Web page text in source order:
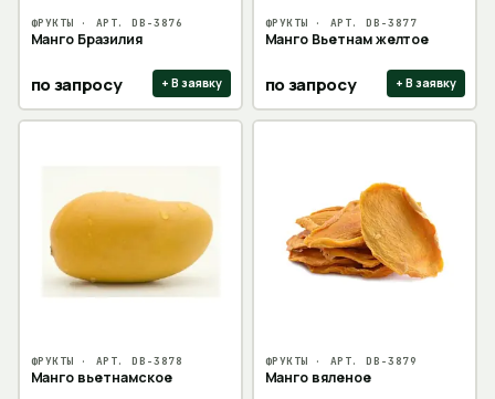
ФРУКТЫ · АРТ.DB-3876
Манго Бразилия
по запросу + В заявку
ФРУКТЫ · АРТ.DB-3877
Манго Вьетнам желтое
по запросу + В заявку
ФРУКТЫ · АРТ.DB-3878
Манго вьетнамское
ФРУКТЫ · АРТ.DB-3879
Манго вяленое